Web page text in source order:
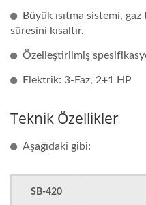
Büyük ısıtma sistemi,
süresini kısaltır.
Özelleştirilmiş
Elektrik: 3-Faz, 2+1 HP
Teknik Özellikler
Aşağıdaki gibi:
SB-420